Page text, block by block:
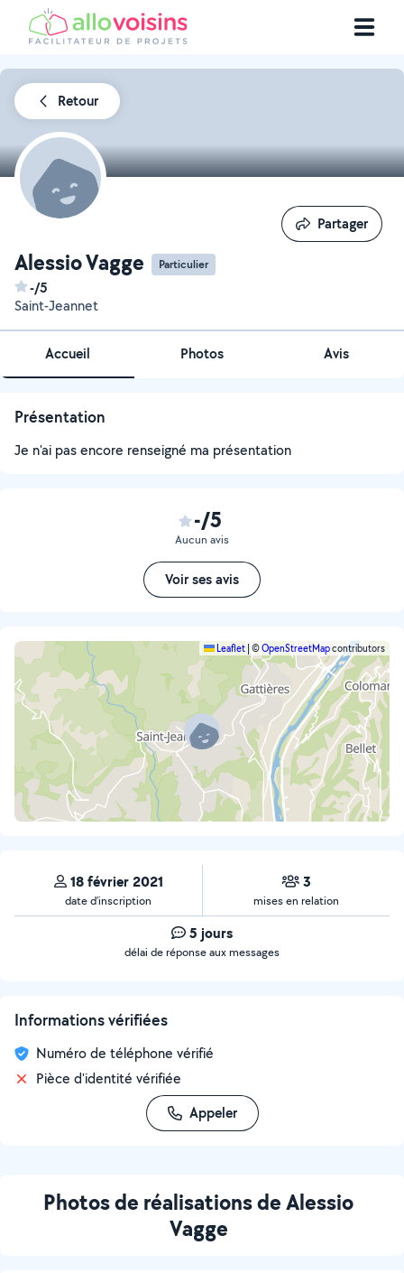
Retour
Alessio Vagge Particulier
-/5
Saint-Jeannet
Partager
Partager
Accueil Photos Avis
Présentation
Je n'ai pas encore renseigné ma présentation
-/5
Aucun avis
Voir ses avis
Leaflet ©OpenStreetMapcontributors
18 février 2021
date d’inscription
3
mises en relation
5 jours
délai de réponse aux messages
Informations vérifiées
Numéro de téléphone vérifié
Pièce d'identité vérifiée
Appeler
Photos de réalisations de Alessio
Vagge